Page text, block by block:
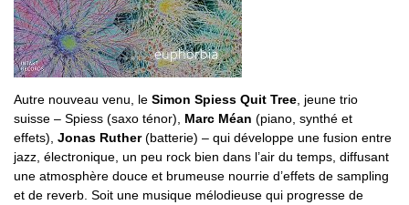
Autre nouveau venu, le Simon Spiess Quit Tree , jeune trio
suisse – Spiess (saxo ténor), Marc Méan (piano, synthé et
effets), Jonas Ruther(batterie) – qui développe une fusion entre
jazz, électronique, un peu rock bien dans l’air du temps, diffusant
une atmosphère douce et brumeuse nourrie d’effets de sampling
et de reverb. Soit une musique mélodieuse qui progresse de